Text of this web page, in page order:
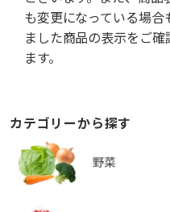
も変更になっている場合
ました商品の表示をご
ます。
カテゴリーから探す